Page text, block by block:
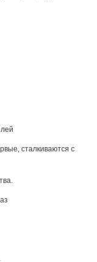
сталкиваются с